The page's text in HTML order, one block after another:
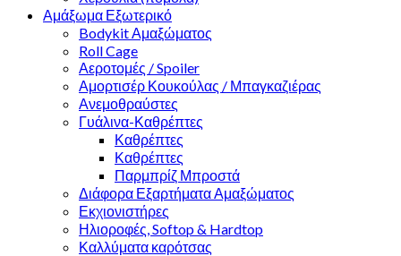
Αμάξωμα Εξωτερικό
Bodykit Αμαξώματος
Roll Cage
Αεροτομές / Spoiler
Αμορτισέρ Κουκούλας / Μπαγκαζιέρας
Ανεμοθραύστες
Γυάλινα-Καθρέπτες
Καθρέπτες
Καθρέπτες
Παρμπρίζ Μπροστά
Διάφορα Εξαρτήματα Αμαξώματος
Εκχιονιστήρες
Ηλιοροφές, Softop & Hardtop
Καλλύματα καρότσας